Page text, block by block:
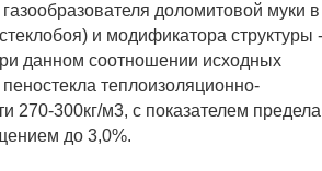
доломитовой муки в
и модификатора структуры -
данном соотношении исходных
теплоизоляционно-
270-300кг/м3, с показателем предела
до 3,0%.